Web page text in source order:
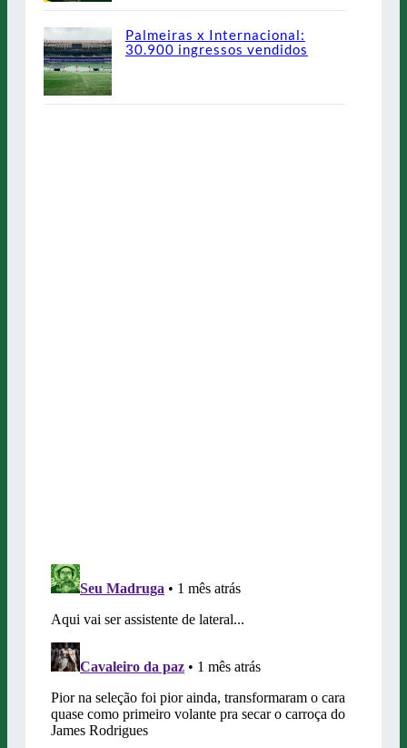
Palmeiras x Internacional:
30.900 ingressos vendidos